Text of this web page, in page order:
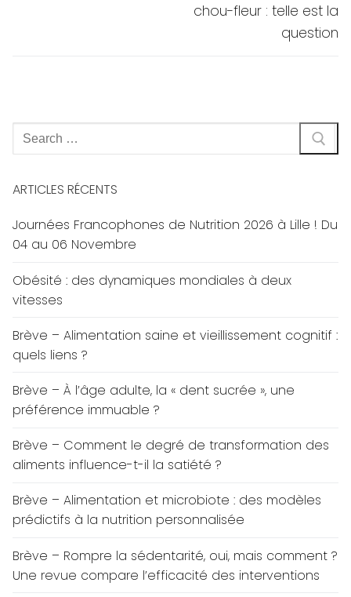
chou-fleur : telle est la
question
Rechercher
:
ARTICLES RÉCENTS
Journées Francophones de Nutrition 2026 à Lille ! Du
04 au 06 Novembre
Obésité : des dynamiques mondiales à deux
vitesses
Brève – Alimentation saine et vieillissement cognitif :
quels liens ?
Brève – À l’âge adulte, la « dent sucrée », une
préférence immuable ?
Brève – Comment le degré de transformation des
aliments influence-t-il la satiété ?
Brève – Alimentation et microbiote : des modèles
prédictifs à la nutrition personnalisée
Brève – Rompre la sédentarité, oui, mais comment ?
Une revue compare l’efficacité des interventions